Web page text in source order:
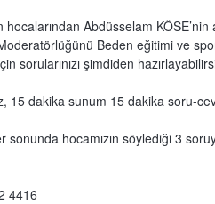
Abdüsselam KÖSE’nin
Beden eğitimi ve
sorularınızı şimdiden
15 dakika sunum 15 dakika soru-
sonunda hocamızın söylediği 3
4416